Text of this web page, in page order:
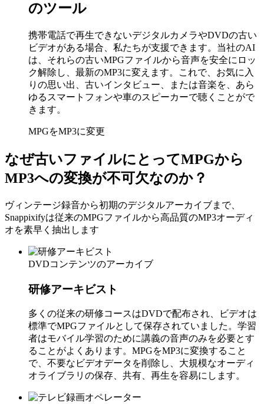
のツール
携帯電話で再生できないデジタルカメラやDVDの古い
ビデオがある場合、私たちが支援できます。当社のAI
は、それらの古いMPGファイルから音声を安全にロッ
ク解除し、最新のMP3に変えます。これで、お気に入
りの思い出、古いインタビュー、または音楽を、あら
ゆるスマートフォンや車のスピーカーで聴くことがで
きます。
MPGをMP3に変更
なぜ古いファイルにとってMPGから
MP3への変換が不可欠なのか？
ヴィンテージ録音から初期のデジタルアーカイブまで、
Snappixifyは従来のMPGファイルから高品質のMP3オーディ
オを素早く抽出します
DVDコンテンツのアーカイブ
研修アーキビスト
多くの従来の研修コースはDVDで配布され、ビデオは
標準でMPGファイルとして保存されていました。学習
者はモバイル学習のために講義の音声のみを必要とす
ることがよくあります。MPGをMP3に変換すること
で、不要なビデオデータを削除し、大規模なオーディ
オライブラリの保存、共有、再生を容易にします。